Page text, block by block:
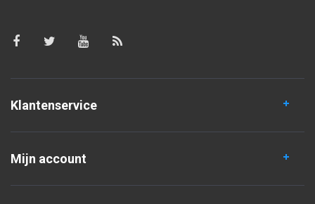
Klantenservice
Mijn account